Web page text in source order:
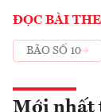
ĐỌC BÀI
BÃO SỐ 10
Mới nhất